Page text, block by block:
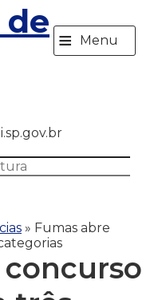
≡ Menu
» Fumas abre